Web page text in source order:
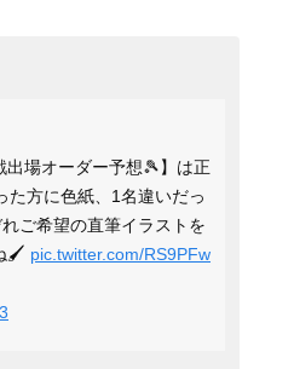
場オーダー予想🎾】は正
方に色紙、1名違いだっ
ご希望の直筆イラストを
🖌 pic.twitter.com/RS9PFw